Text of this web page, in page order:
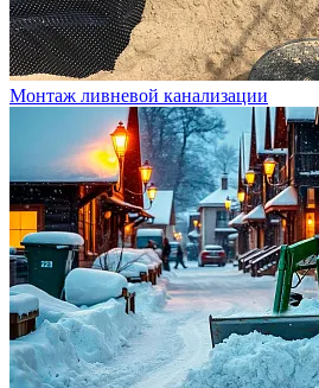
Монтаж ливневой канализации